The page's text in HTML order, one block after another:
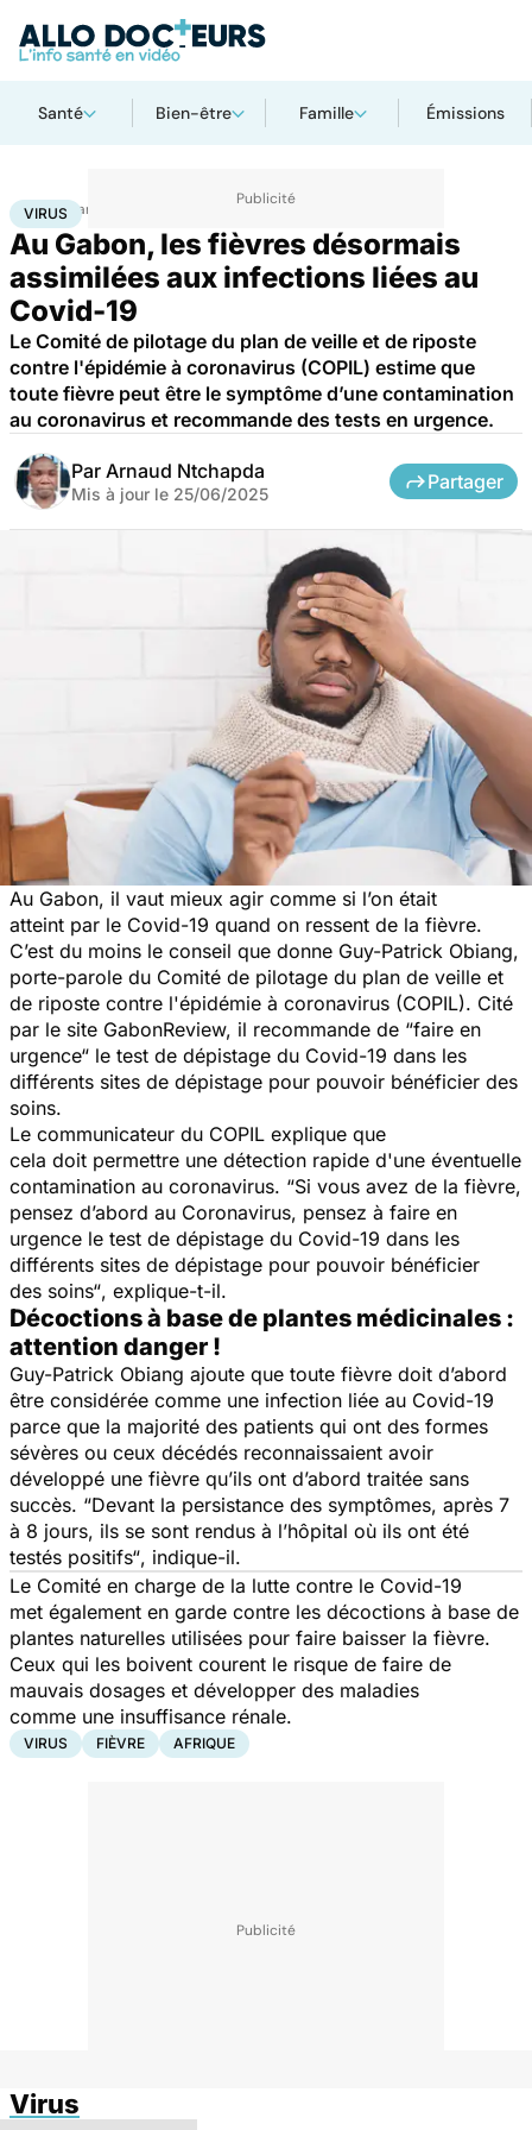
Santé Bien-être Famille Émissions
Accueil Santé Maladies infectieuses
VIRUS
Au Gabon, les fièvres désormais
assimilées aux infections liées au
Covid-19
Le Comité de pilotage du plan de veille et de riposte
contre l'épidémie à coronavirus (COPIL) estime que
toute fièvre peut être le symptôme d’une contamination
au coronavirus et recommande des tests en urgence.
Par Arnaud Ntchapda
Mis à jour le 25/06/2025
Partager
Au Gabon, il vaut mieux agir comme si l’on était
atteint par le Covid-19 quand on ressent de la fièvre.
C’est du moins le conseil que donne Guy-Patrick Obiang,
porte-parole du Comité de pilotage du plan de veille et
de riposte contre l'épidémie à coronavirus (COPIL). Cité
par le site GabonReview, il recommande de “faire en
urgence“ le test de dépistage du Covid-19 dans les
différents sites de dépistage pour pouvoir bénéficier des
soins.
Le communicateur du COPIL explique que
cela doit permettre une détection rapide d'une éventuelle
contamination au coronavirus. “Si vous avez de la fièvre,
pensez d’abord au Coronavirus, pensez à faire en
urgence le test de dépistage du Covid-19 dans les
différents sites de dépistage pour pouvoir bénéficier
des soins“, explique-t-il.
Décoctions à base de plantes médicinales :
attention danger !
Guy-Patrick Obiang ajoute que toute fièvre doit d’abord
être considérée comme une infection liée au Covid-19
parce que la majorité des patients qui ont des formes
sévères ou ceux décédés reconnaissaient avoir
développé une fièvre qu’ils ont d’abord traitée sans
succès. “Devant la persistance des symptômes, après 7
à 8 jours, ils se sont rendus à l’hôpital où ils ont été
testés positifs“, indique-il.
Le Comité en charge de la lutte contre le Covid-19
met également en garde contre les décoctions à base de
plantes naturelles utilisées pour faire baisser la fièvre.
Ceux qui les boivent courent le risque de faire de
mauvais dosages et développer des maladies
comme une insuffisance rénale.
VIRUS FIÈVRE AFRIQUE
Virus